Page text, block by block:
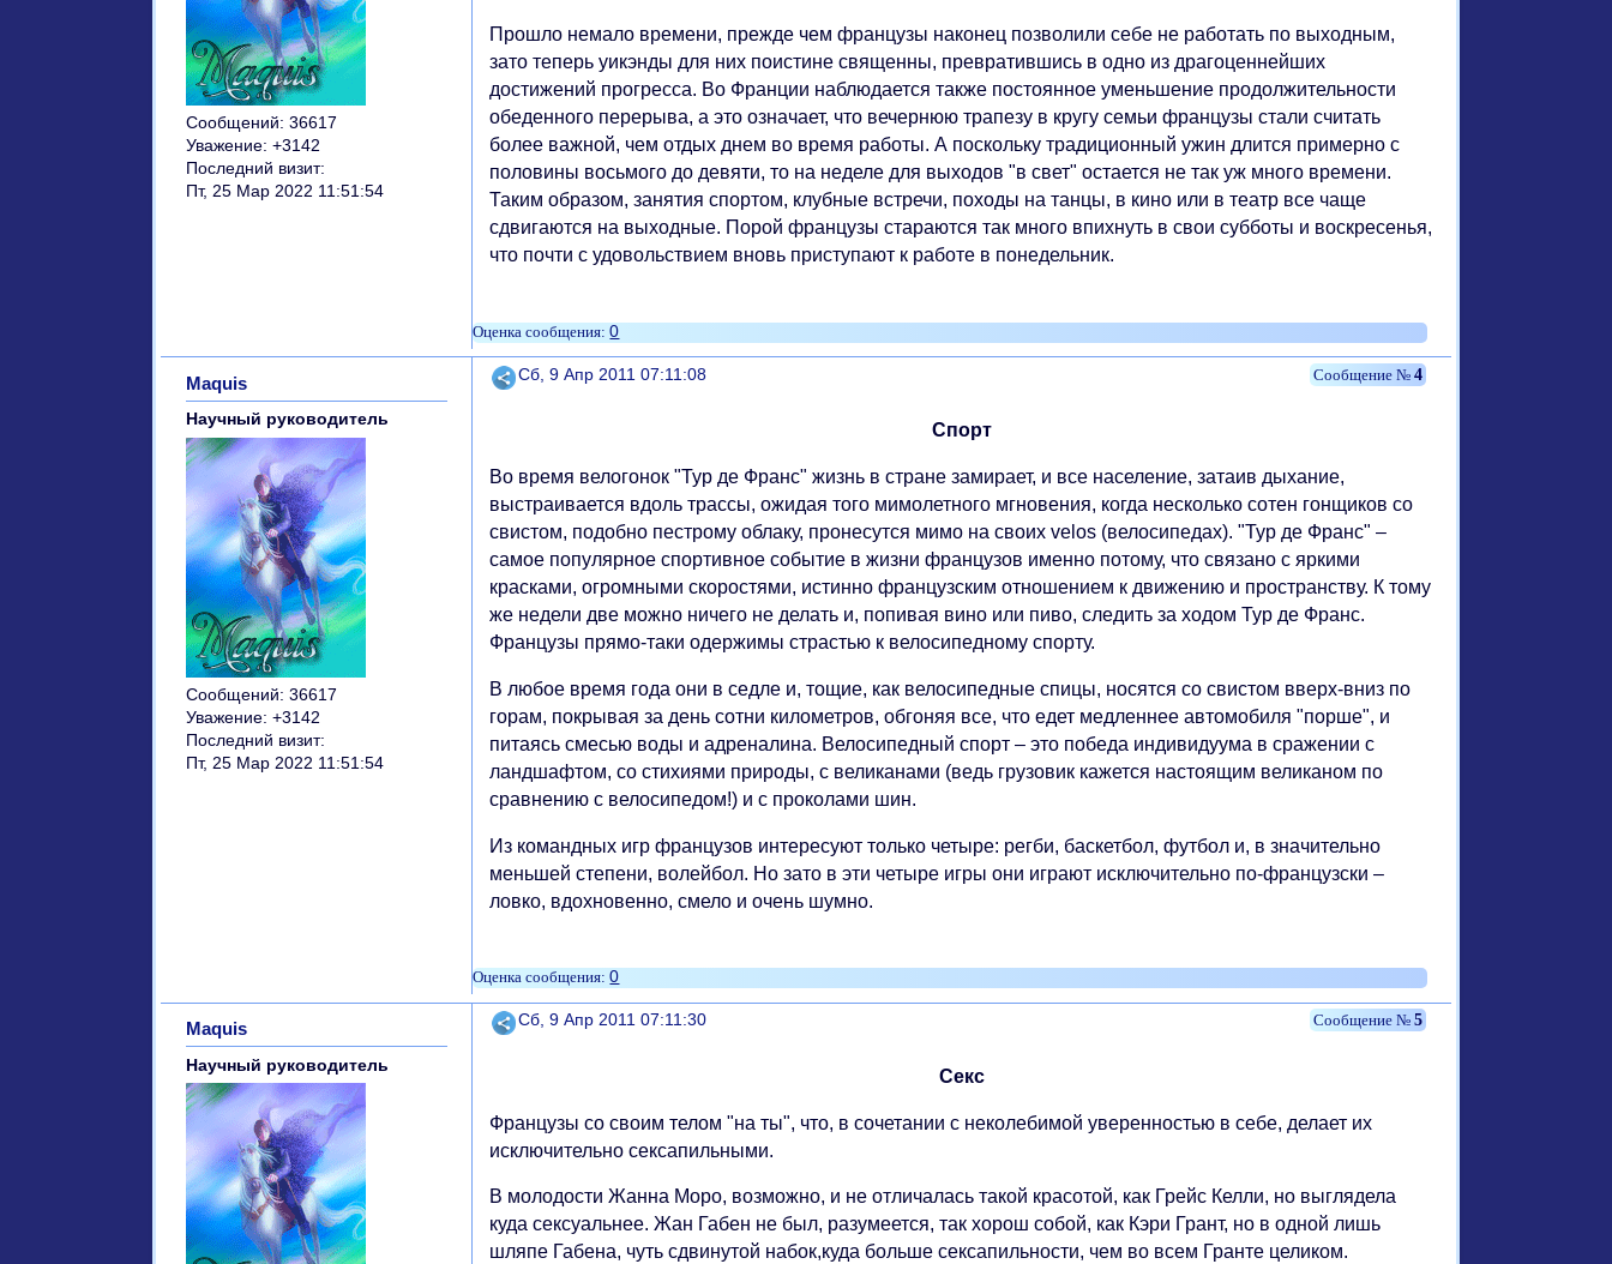
Сообщений: 36617
Уважение: +3142
Последний визит:
Пт, 25 Мар 2022 11:51:54
Прошло немало времени, прежде чем французы наконец позволили себе не работать по выходным,
зато теперь уикэнды для них поистине священны, превратившись в одно из драгоценнейших
достижений прогресса. Во Франции наблюдается также постоянное уменьшение продолжительности
обеденного перерыва, а это означает, что вечернюю трапезу в кругу семьи французы стали считать
более важной, чем отдых днем во время работы. А поскольку традиционный ужин длится примерно с
половины восьмого до девяти, то на неделе для выходов "в свет" остается не так уж много времени.
Таким образом, занятия спортом, клубные встречи, походы на танцы, в кино или в театр все чаще
сдвигаются на выходные. Порой французы стараются так много впихнуть в свои субботы и воскресенья,
что почти с удовольствием вновь приступают к работе в понедельник.
0
Поделиться 4
Сб, 9 Апр 2011 07:11:08
Maquis
Научный руководитель
Сообщений: 36617
Уважение: +3142
Последний визит:
Пт, 25 Мар 2022 11:51:54
Спорт
Во время велогонок "Тур де Франс" жизнь в стране замирает, и все население, затаив дыхание,
выстраивается вдоль трассы, ожидая того мимолетного мгновения, когда несколько сотен гонщиков со
свистом, подобно пестрому облаку, пронесутся мимо на своих velos (велосипедах). "Тур де Франс" –
самое популярное спортивное событие в жизни французов именно потому, что связано с яркими
красками, огромными скоростями, истинно французским отношением к движению и пространству. К тому
же недели две можно ничего не делать и, попивая вино или пиво, следить за ходом Тур де Франс.
Французы прямо-таки одержимы страстью к велосипедному спорту.
В любое время года они в седле и, тощие, как велосипедные спицы, носятся со свистом вверх-вниз по
горам, покрывая за день сотни километров, обгоняя все, что едет медленнее автомобиля "порше", и
питаясь смесью воды и адреналина. Велосипедный спорт – это победа индивидуума в сражении с
ландшафтом, со стихиями природы, с великанами (ведь грузовик кажется настоящим великаном по
сравнению с велосипедом!) и с проколами шин.
Из командных игр французов интересуют только четыре: регби, баскетбол, футбол и, в значительно
меньшей степени, волейбол. Но зато в эти четыре игры они играют исключительно по-французски –
ловко, вдохновенно, смело и очень шумно.
0
Поделиться 5
Сб, 9 Апр 2011 07:11:30
Maquis
Научный руководитель
Секс
Французы со своим телом "на ты", что, в сочетании с неколебимой уверенностью в себе, делает их
исключительно сексапильными.
В молодости Жанна Моро, возможно, и не отличалась такой красотой, как Грейс Келли, но выглядела
куда сексуальнее. Жан Габен не был, разумеется, так хорош собой, как Кэри Грант, но в одной лишь
шляпе Габена, чуть сдвинутой набок,куда больше сексапильности, чем во всем Гранте целиком.